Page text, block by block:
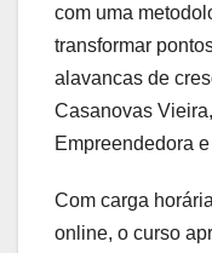
com uma
transformar
alavancas de
Casanovas
Empreendedora
Com carga
online, o curso